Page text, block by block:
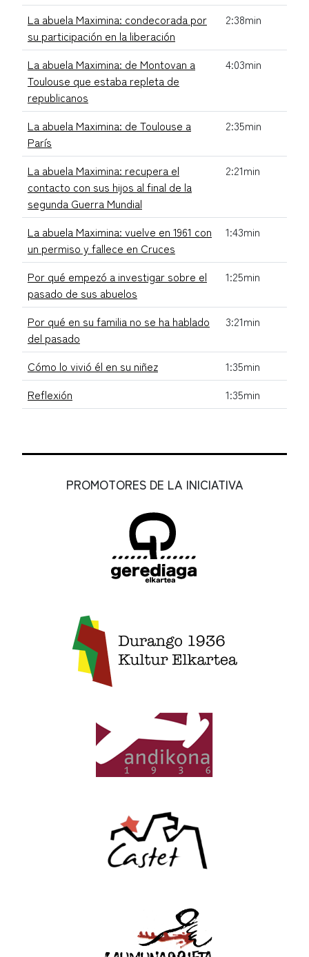
La abuela Maximina: condecorada por
su participación en la liberación
2:38min
La abuela Maximina: de Montovan a
Toulouse que estaba repleta de
republicanos
4:03min
La abuela Maximina: de Toulouse a
París
2:35min
La abuela Maximina: recupera el
contacto con sus hijos al final de la
segunda Guerra Mundial
2:21min
La abuela Maximina: vuelve en 1961 con
un permiso y fallece en Cruces
1:43min
Por qué empezó a investigar sobre el
pasado de sus abuelos
1:25min
Por qué en su familia no se ha hablado
del pasado
3:21min
Cómo lo vivió él en su niñez
1:35min
Reflexión
1:35min
PROMOTORES DE LA INICIATIVA